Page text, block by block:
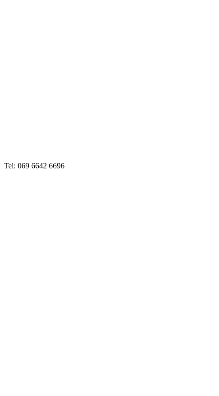
Tel: 069 6642 6696